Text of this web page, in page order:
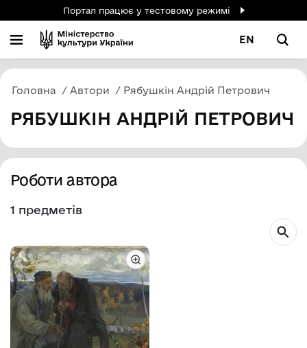
Портал працює у тестовому режимі
EN
Головна Автори Рябушкін Андрій Петрович
РЯБУШКІН АНДРІЙ ПЕТРОВИЧ
Роботи автора
1 предметів